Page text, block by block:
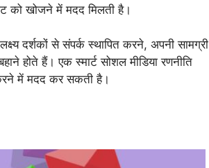
को खोजने में मदद मिलती है।
दर्शकों से संपर्क स्थापित करने, अपनी सामग्री
होते हैं। एक स्मार्ट सोशल मीडिया रणनीति
में मदद कर सकती है।